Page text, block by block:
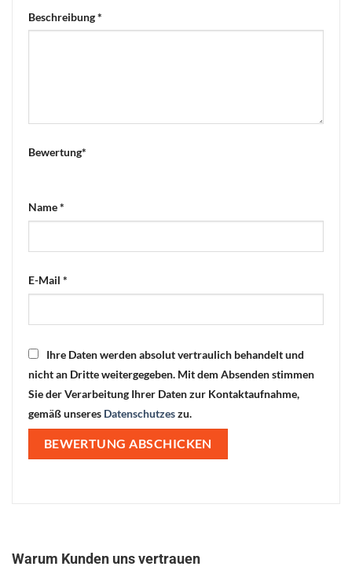
Beschreibung*
Bewertung*
Name*
E-Mail *
Ihre Daten werden absolut vertraulich behandelt und
nicht an Dritte weitergegeben. Mit dem Absenden stimmen
Sie der Verarbeitung Ihrer Daten zur Kontaktaufnahme,
gemäß unseres Datenschutzeszu.
Warum Kunden uns vertrauen